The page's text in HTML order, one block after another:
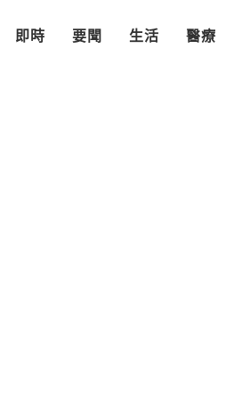
即時 要聞 生活 醫療